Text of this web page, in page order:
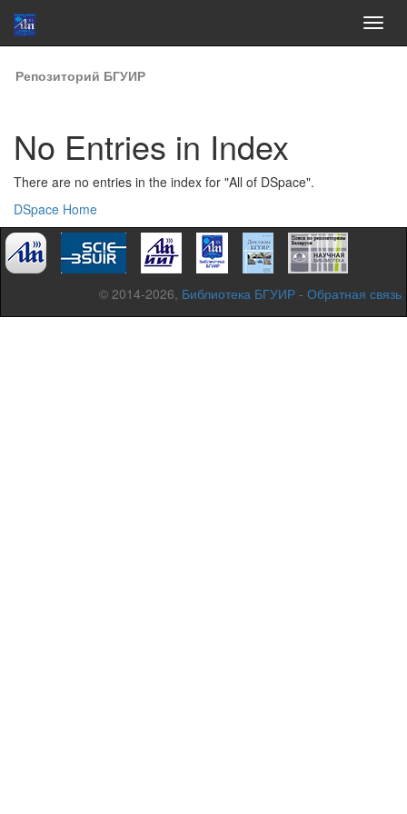
Skip
navigation
Репозиторий БГУИР
No Entries in Index
There are no entries in the index for "All of DSpace".
DSpace Home
© 2014-2026, Библиотека БГУИР - Обратная связь